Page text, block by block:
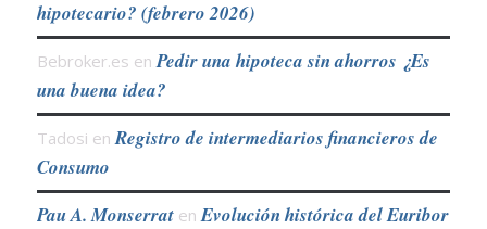
hipotecario? (febrero 2026)
Bebroker.es en Pedir una hipoteca sin ahorros ¿Es
una buena idea?
Tadosi en Registro de intermediarios financieros de
Consumo
Pau A. Monserraten Evolución histórica del Euribor